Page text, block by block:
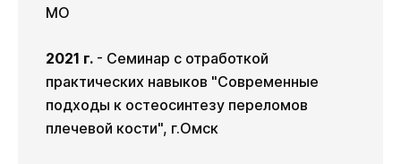
МО
2021 г. - Семинар с отработкой
практических навыков "Современные
подходы к остеосинтезу переломов
плечевой кости", г.Омск